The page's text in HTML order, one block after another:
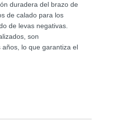
duradera del brazo de
de calado para los
de levas negativas.
son
lo que garantiza el